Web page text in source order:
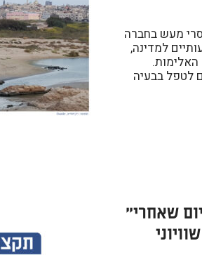
מעש בחברה
למדינה,
לטפל בבעיה
"יום שאחרי"